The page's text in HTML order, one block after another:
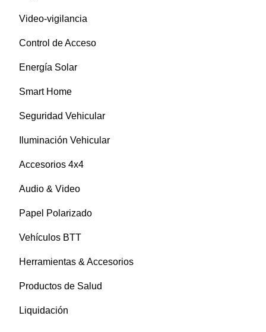
Video-vigilancia
Control de Acceso
Energía Solar
Smart Home
Seguridad Vehicular
Iluminación Vehicular
Accesorios 4x4
Audio & Video
Papel Polarizado
Vehículos BTT
Herramientas & Accesorios
Productos de Salud
Liquidación